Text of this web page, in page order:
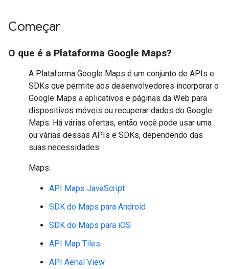
Começar
O que é a Plataforma Google Maps?
A Plataforma Google Maps é um conjunto de APIs e
SDKs que permite aos desenvolvedores incorporar o
Google Maps a aplicativos e páginas da Web para
dispositivos móveis ou recuperar dados do Google
Maps. Há várias ofertas, então você pode usar uma
ou várias dessas APIs e SDKs, dependendo das
suas necessidades:
Maps:
API Maps JavaScript
SDK do Maps para Android
SDK do Maps para iOS
API Map Tiles
API Aerial View